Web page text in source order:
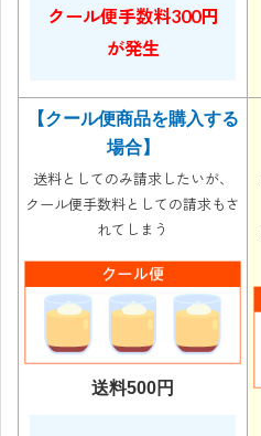
クール便手数料300円
が発生
【クール便商品を購入する
場合】
送料としてのみ請求したいが、
クール便手数料としての請求もさ
れてしまう
送料500円